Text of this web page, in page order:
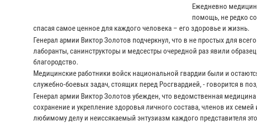
Ежедневно
помощь, не редко
спасая самое ценное для каждого человека – его здоровье и жизнь.
Генерал армии Виктор Золотов подчеркнул, что в не простых для
лаборанты, санинструкторы и медсестры очередной раз явили
благородство.
Медицинские работники войск национальной гвардии были и
служебно-боевых задач, стоящих перед Росгвардией, - говорится в
Генерал армии Виктор Золотов убежден, что ведомственная
сохранение и укрепление здоровья личного состава, членов их
любимому делу и неиссякаемый энтузиазм каждого представителя